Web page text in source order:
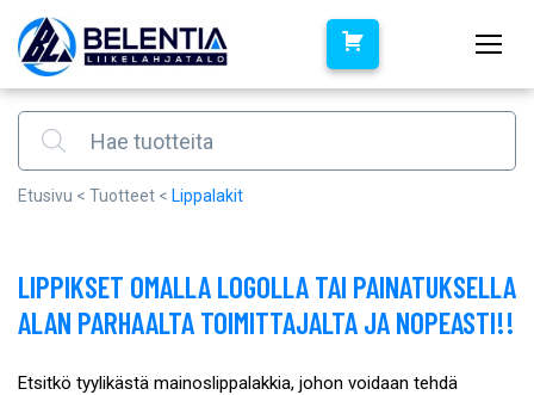
Products search
Etusivu < Tuotteet < Lippalakit
LIPPIKSET OMALLA LOGOLLA TAI PAINATUKSELLA
ALAN PARHAALTA TOIMITTAJALTA JA NOPEASTI!!
Etsitkö tyylikästä mainoslippalakkia, johon voidaan tehdä